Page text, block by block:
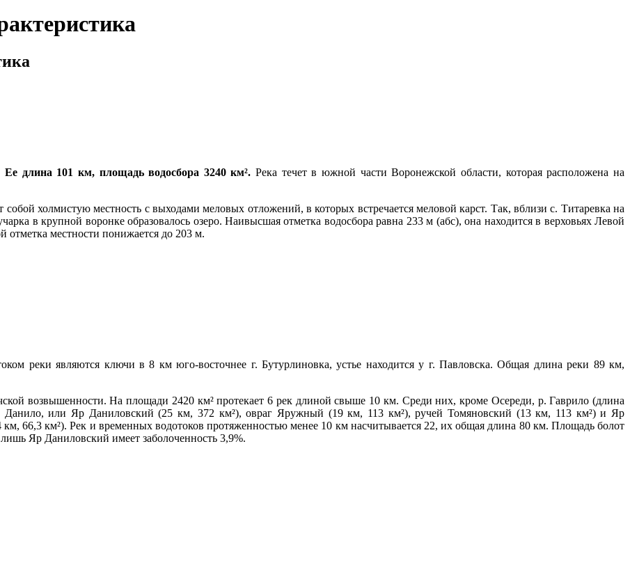
длина 101 км, площадь водосбора 3240 км². Река течет в южной части Воронежской области, которая расположена на
собой холмистую местность с выходами меловых отложений, в которых встречается меловой карст. Так, вблизи с. Титаревка на
в крупной воронке образовалось озеро. Наивысшая отметка водосбора равна 233 м (абс), она находится в верховьях Левой
отметка местности понижается до 203 м.
реки являются ключи в 8 км юго-восточнее г. Бутурлиновка, устье находится у г. Павловска. Общая длина реки 89 км,
возвышенности. На площади 2420 км² протекает 6 рек длиной свыше 10 км. Среди них, кроме Осереди, р. Гаврило (длина
Данило, или Яр Даниловский (25 км, 372 км²), овраг Яружный (19 км, 113 км²), ручей Томяновский (13 км, 113 км²) и Яр
66,3 км²). Рек и временных водотоков протяженностью менее 10 км насчитывается 22, их общая длина 80 км. Площадь болот
Яр Даниловский имеет заболоченность 3,9%.